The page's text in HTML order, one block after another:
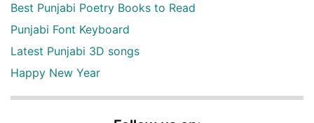
Best Punjabi Poetry Books to Read
Punjabi Font Keyboard
Latest Punjabi 3D songs
Happy New Year